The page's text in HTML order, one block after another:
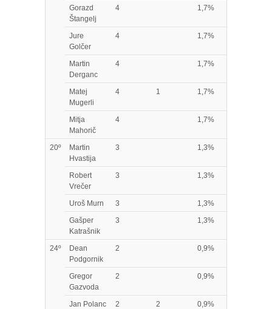
Gorazd
Štangelj
4 1,7%
Jure
Golčer
4 1,7%
Martin
Derganc
4 1,7%
Matej
Mugerli
4 1 1,7%
Mitja
Mahorič
4 1,7%
20º
Martin
Hvastija
3 1,3%
Robert
Vrečer
3 1,3%
Uroš Murn 3
1,3%
Gašper
Katrašnik
3 1,3%
24º
Dean
Podgornik
2 0,9%
Gregor
Gazvoda
2 0,9%
Jan Polanc 2 2
0,9%